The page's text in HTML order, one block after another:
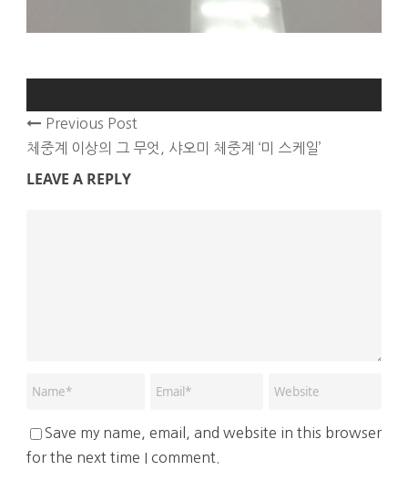
Previous Post
체중계 이상의 그 무엇, 샤오미 체중계 ‘미 스케일’
LEAVE A REPLY
Save my name, email, and website in this browser
for the next time I comment.